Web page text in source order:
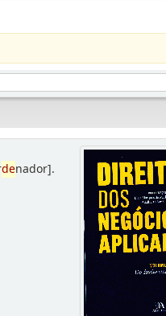
denador].